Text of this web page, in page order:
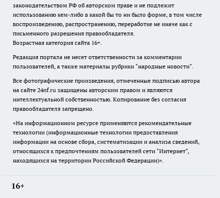
законодательством РФ об авторском праве и не подлежит
использованию кем-либо в какой бы то ни было форме, в том числе
воспроизведению, распространению, переработке не иначе как с
письменного разрешения правообладателя.
Возрастная категория сайта 16+.
Редакция портала не несет ответственности за комментарии
пользователей, а также материалы рубрики "народные новости".
Все фотографические произведения, отмеченные подписью автора
на сайте 24nf.ru защищены авторским правом и являются
интеллектуальной собственностью. Копирование без согласия
правообладателя запрещено.
«На информационном ресурсе применяются рекомендательные
технологии (информационные технологии предоставления
информации на основе сбора, систематизации и анализа сведений,
относящихся к предпочтениям пользователей сети "Интернет",
находящихся на территории Российской Федерации)».
16+